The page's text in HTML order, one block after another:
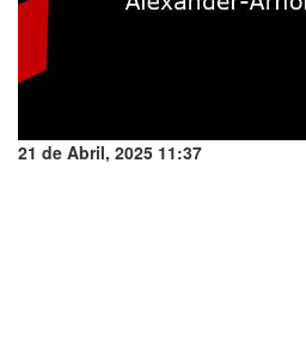
21 de Abril, 2025 11:37